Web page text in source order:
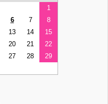
1
6 7
8
13 14
15
20 21
22
27 28
29